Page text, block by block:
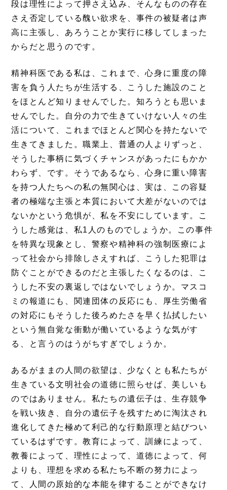
段は理性によって押さえ込み、そんなものの存在
さえ否定している醜い欲求を、事件の被疑者は声
高に主張し、あろうことか実行に移してしまった
からだと思うのです。
精神科医である私は、これまで、心身に重度の障
害を負う人たちが生活する、こうした施設のこと
をほとんど知りませんでした。知ろうとも思いま
せんでした。自分の力で生きていけない人々の生
活について、これまでほとんど関心を持たないで
生きてきました。職業上、普通の人よりずっと、
そうした事柄に気づくチャンスがあったにもかか
わらず、です。そうであるなら、心身に重い障害
を持つ人たちへの私の無関心は、実は、この容疑
者の極端な主張と本質において大差がないのでは
ないかという危惧が、私を不安にしています。こ
うした感覚は、私1人のものでしょうか。この事件
を特異な現象とし、警察や精神科の強制医療によ
って社会から排除しさえすれば、こうした犯罪は
防ぐことができるのだと主張したくなるのは、こ
うした不安の裏返しではないでしょうか。マスコ
ミの報道にも、関連団体の反応にも、厚生労働省
の対応にもそうした後ろめたさを早く払拭したい
という無自覚な衝動が働いているような気がす
る、と言うのはうがちすぎでしょうか。
あるがままの人間の欲望は、少なくとも私たちが
生きている文明社会の道徳に照らせば、美しいも
のではありません。私たちの遺伝子は、生存競争
を戦い抜き、自分の遺伝子を残すために淘汰され
進化してきた極めて利己的な行動原理と結びつい
ているはずです。教育によって、訓練によって、
教養によって、理性によって、道徳によって、何
よりも、理想を求める私たち不断の努力によっ
て、人間の原始的な本能を律することができなけ